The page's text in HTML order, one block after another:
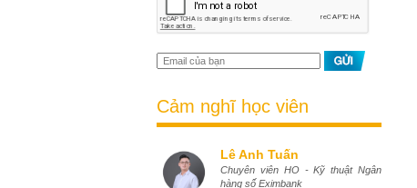
Cảm nghĩ học viên
Lê Anh Tuấn
Chuyên viên HO - Kỹ thuật Ngân
hàng số Eximbank